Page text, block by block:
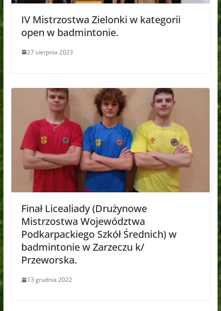
IV Mistrzostwa Zielonki w kategorii
open w badmintonie.
27 sierpnia 2023
Finał Licealiady (Drużynowe
Mistrzostwa Województwa
Podkarpackiego Szkół Średnich) w
badmintonie w Zarzeczu k/
Przeworska.
13 grudnia 2022